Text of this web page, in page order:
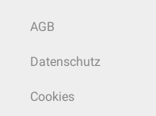
AGB
Datenschutz
Cookies